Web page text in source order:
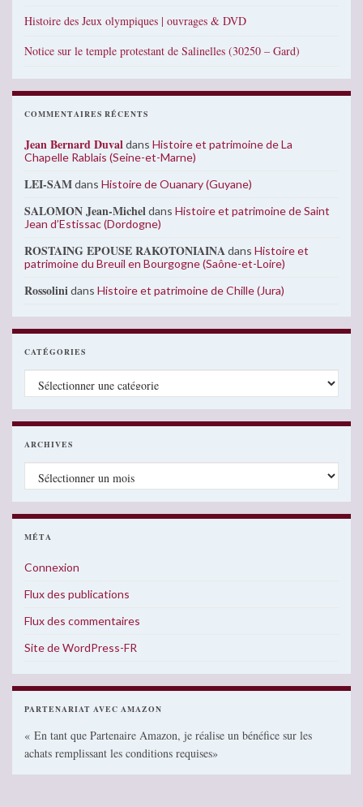
Histoire des Jeux olympiques | ouvrages & DVD
Notice sur le temple protestant de Salinelles (30250 – Gard)
COMMENTAIRES RÉCENTS
Jean Bernard Duvaldans Histoire et patrimoine de La
Chapelle Rablais (Seine-et-Marne)
LEI-SAMdans Histoire de Ouanary (Guyane)
SALOMON Jean-Micheldans Histoire et patrimoine de Saint
Jean d’Estissac (Dordogne)
ROSTAING EPOUSE RAKOTONIAINAdans Histoire et
patrimoine du Breuil en Bourgogne (Saône-et-Loire)
Rossolinidans Histoire et patrimoine de Chille (Jura)
CATÉGORIES
Catégories
ARCHIVES
Archives
MÉTA
Connexion
Flux des publications
Flux des commentaires
Site de WordPress-FR
PARTENARIAT AVEC AMAZON
« En tant que Partenaire Amazon, je réalise un bénéfice sur les
achats remplissant les conditions requises»